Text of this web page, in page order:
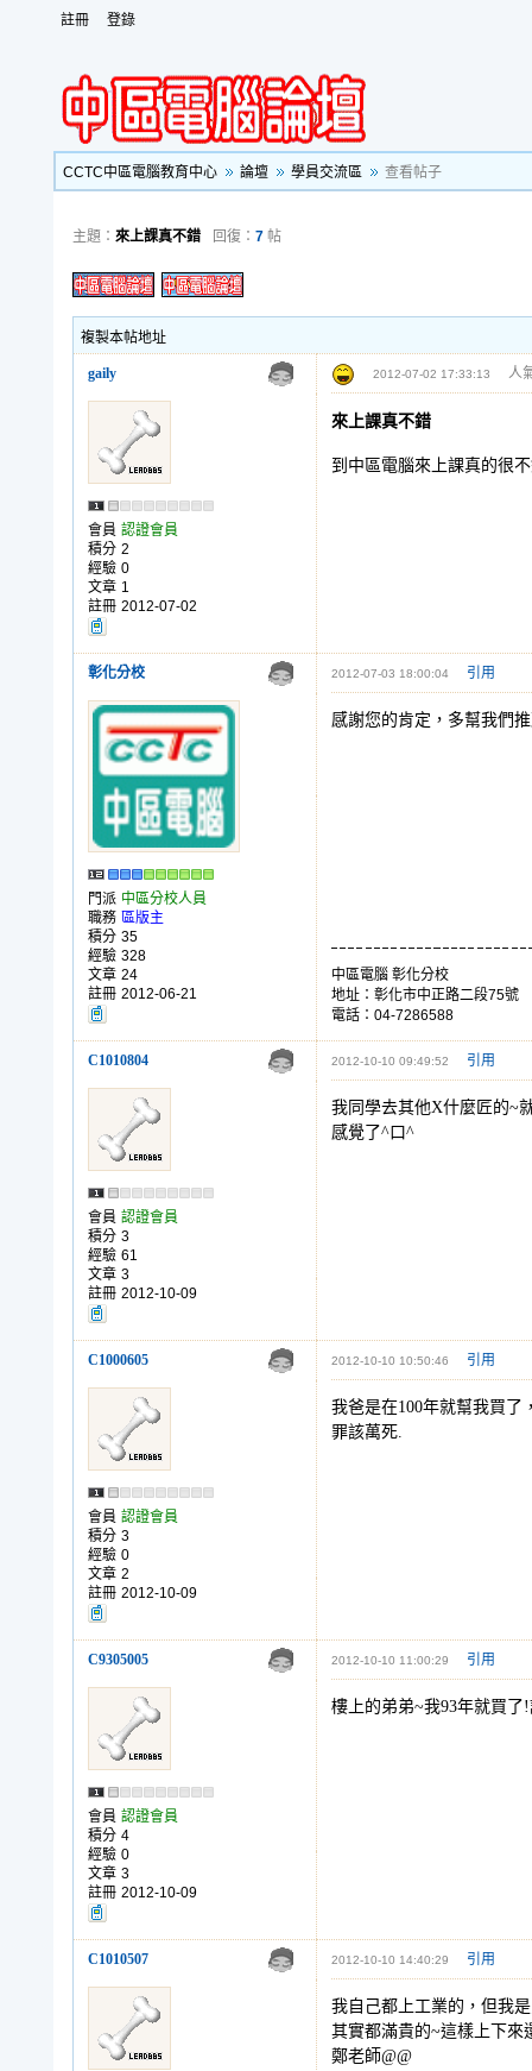
註冊 登錄
CCTC中區電腦教育中心 論壇 學員交流區 查看帖子
主題： 來上課真不錯 回復： 7 帖
複製本帖地址
gaily 2012-07-02 17:33:13 人
會員 認證會員
積分 2
經驗 0
文章 1
註冊 2012-07-02
來上課真不錯
到中區電腦來上課真的很
彰化分校 2012-07-03 18:00:04 引用
門派 中區分校人員
職務 區版主
積分 35
經驗 328
文章 24
註冊 2012-06-21
感謝您的肯定，多幫我們
中區電腦 彰化分校
地址：彰化市中正路二段75號
電話：04-7286588
C1010804 2012-10-10 09:49:52 引用
會員 認證會員
積分 3
經驗 61
文章 3
註冊 2012-10-09
我同學去其他X什麼匠的~
感覺了^口^
C1000605 2012-10-10 10:50:46 引用
會員 認證會員
積分 3
經驗 0
文章 2
註冊 2012-10-09
我爸是在100年就幫我買了
罪該萬死.
C9305005 2012-10-10 11:00:29 引用
會員 認證會員
積分 4
經驗 0
文章 3
註冊 2012-10-09
樓上的弟弟~我93年就買
C1010507 2012-10-10 14:40:29 引用
我自己都上工業的，但我
其實都滿貴的~這樣上下
鄭老師@@